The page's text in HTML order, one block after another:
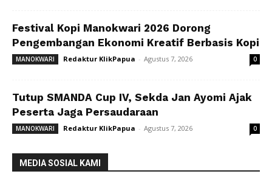
Festival Kopi Manokwari 2026 Dorong
Pengembangan Ekonomi Kreatif Berbasis Kopi
MANOKWARI Redaktur KlikPapua - Agustus 7, 2026 0
Tutup SMANDA Cup IV, Sekda Jan Ayomi Ajak
Peserta Jaga Persaudaraan
MANOKWARI Redaktur KlikPapua - Agustus 7, 2026 0
MEDIA SOSIAL KAMI